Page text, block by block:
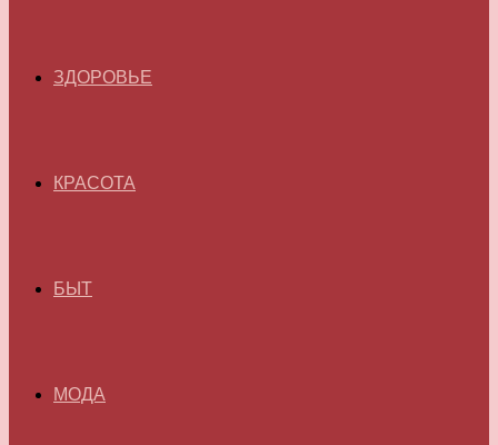
ЗДОРОВЬЕ
КРАСОТА
БЫТ
МОДА